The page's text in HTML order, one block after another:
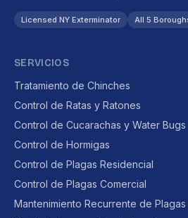
Licensed NY Exterminator All 5
SERVICIOS
Tratamiento de Chinches
Control de Ratas y Ratones
Control de Cucarachas y Water Bugs
Control de Hormigas
Control de Plagas Residencial
Control de Plagas Comercial
Mantenimiento Recurrente de Plagas